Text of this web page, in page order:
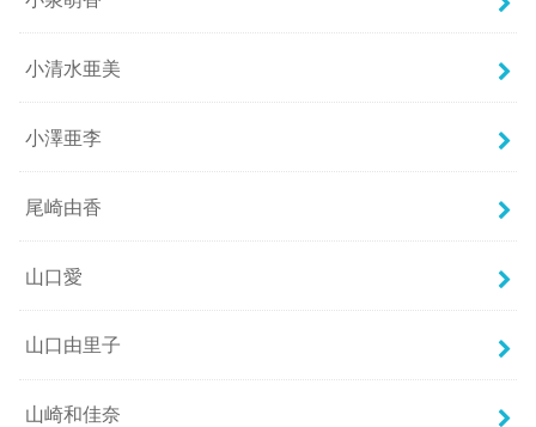
小清水亜美
小澤亜李
尾崎由香
山口愛
山口由里子
山崎和佳奈